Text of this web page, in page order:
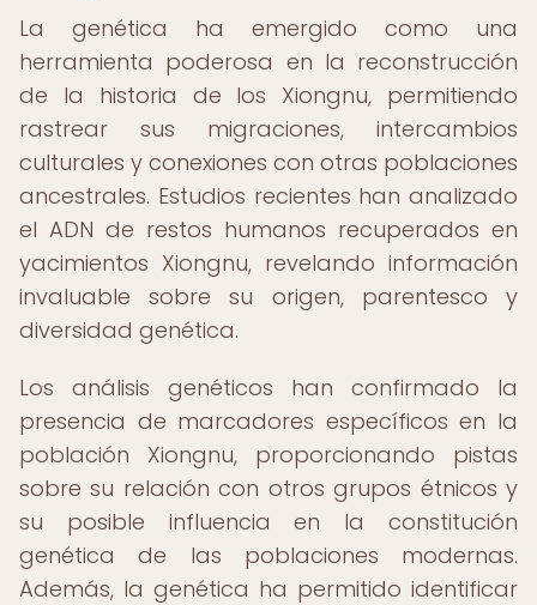
La genética ha emergido como una
herramienta poderosa en la reconstrucción
de la historia de los Xiongnu, permitiendo
rastrear sus migraciones, intercambios
culturales y conexiones con otras poblaciones
ancestrales. Estudios recientes han analizado
el ADN de restos humanos recuperados en
yacimientos Xiongnu, revelando información
invaluable sobre su origen, parentesco y
diversidad genética.
Los análisis genéticos han confirmado la
presencia de marcadores específicos en la
población Xiongnu, proporcionando pistas
sobre su relación con otros grupos étnicos y
su posible influencia en la constitución
genética de las poblaciones modernas.
Además, la genética ha permitido identificar